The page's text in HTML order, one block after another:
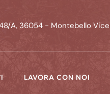
A, 36054 - Montebello
LAVORA CON NOI